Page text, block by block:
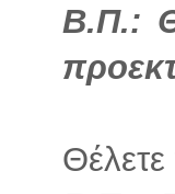
Β.Π.: